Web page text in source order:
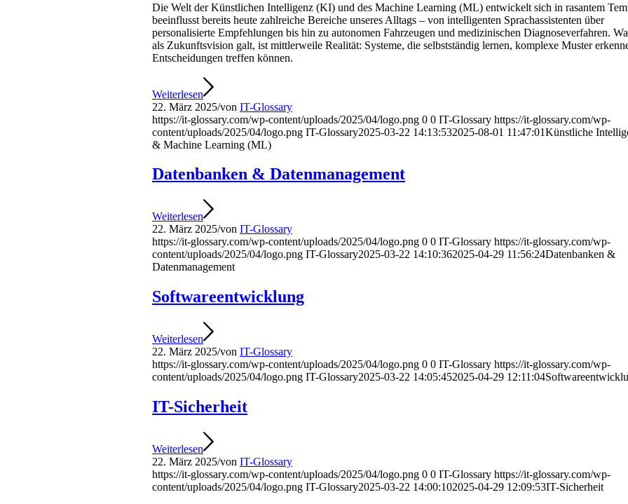
Die Welt der Künstlichen Intelligenz (KI) und des Machine Learning (ML) entwickelt sich in rasantem
beeinflusst bereits heute zahlreiche Bereiche unseres Alltags – von intelligenten Sprachassistenten über
personalisierte Empfehlungen bis hin zu autonomen Fahrzeugen und medizinischen Diagnoseverfahren.
als Zukunftsvision galt, ist mittlerweile Realität: Systeme, die selbstständig lernen, komplexe Muster
Entscheidungen treffen können.
Weiterlesen
22. März 2025/von IT-Glossary
https://it-glossary.com/wp-content/uploads/2025/04/logo.png 0 0 IT-Glossary https://it-glossary.com/wp-
content/uploads/2025/04/logo.png IT-Glossary2025-03-22 14:13:532025-08-01 11:47:01Künstliche
& Machine Learning (ML)
Datenbanken & Datenmanagement
Weiterlesen
22. März 2025/von IT-Glossary
https://it-glossary.com/wp-content/uploads/2025/04/logo.png 0 0 IT-Glossary https://it-glossary.com/wp-
content/uploads/2025/04/logo.png IT-Glossary2025-03-22 14:10:362025-04-29 11:56:24Datenbanken &
Datenmanagement
Softwareentwicklung
Weiterlesen
22. März 2025/von IT-Glossary
https://it-glossary.com/wp-content/uploads/2025/04/logo.png 0 0 IT-Glossary https://it-glossary.com/wp-
content/uploads/2025/04/logo.png IT-Glossary2025-03-22 14:05:452025-04-29 12:11:04
IT-Sicherheit
Weiterlesen
22. März 2025/von IT-Glossary
https://it-glossary.com/wp-content/uploads/2025/04/logo.png 0 0 IT-Glossary https://it-glossary.com/wp-
content/uploads/2025/04/logo.png IT-Glossary2025-03-22 14:00:102025-04-29 12:09:53IT-Sicherheit